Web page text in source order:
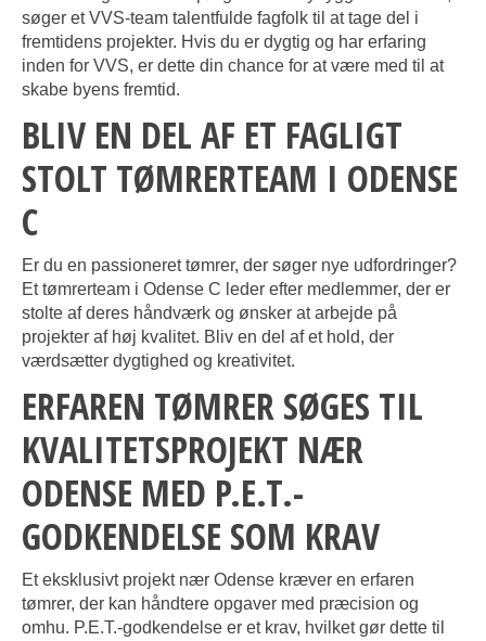
søger et VVS-team talentfulde fagfolk til at tage del i
fremtidens projekter. Hvis du er dygtig og har erfaring
inden for VVS, er dette din chance for at være med til at
skabe byens fremtid.
BLIV EN DEL AF ET FAGLIGT
STOLT TØMRERTEAM I ODENSE
C
Er du en passioneret tømrer, der søger nye udfordringer?
Et tømrerteam i Odense C leder efter medlemmer, der er
stolte af deres håndværk og ønsker at arbejde på
projekter af høj kvalitet. Bliv en del af et hold, der
værdsætter dygtighed og kreativitet.
ERFAREN TØMRER SØGES TIL
KVALITETSPROJEKT NÆR
ODENSE MED P.E.T.-
GODKENDELSE SOM KRAV
Et eksklusivt projekt nær Odense kræver en erfaren
tømrer, der kan håndtere opgaver med præcision og
omhu. P.E.T.-godkendelse er et krav, hvilket gør dette til